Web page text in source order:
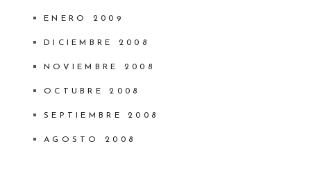
ENERO 2009
DICIEMBRE 2008
NOVIEMBRE 2008
OCTUBRE 2008
SEPTIEMBRE 2008
AGOSTO 2008